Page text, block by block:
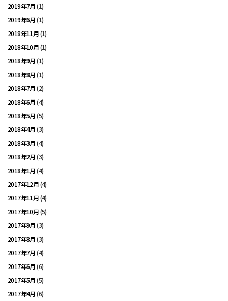
2019年7月(1)
2019年6月(1)
2018年11月(1)
2018年10月(1)
2018年9月(1)
2018年8月(1)
2018年7月(2)
2018年6月(4)
2018年5月(5)
2018年4月(3)
2018年3月(4)
2018年2月(3)
2018年1月(4)
2017年12月(4)
2017年11月(4)
2017年10月(5)
2017年9月(3)
2017年8月(3)
2017年7月(4)
2017年6月(6)
2017年5月(5)
2017年4月(6)